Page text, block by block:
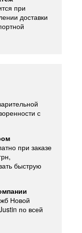
при
доставки
с
при заказе
быструю
Новой
по всей